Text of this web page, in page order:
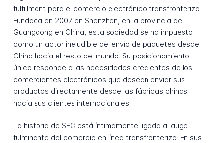
fulfillment para el comercio electrónico transfronterizo.
Fundada en 2007 en Shenzhen, en la provincia de
Guangdong en China, esta sociedad se ha impuesto
como un actor ineludible del envío de paquetes desde
China hacia el resto del mundo. Su posicionamiento
único responde a las necesidades crecientes de los
comerciantes electrónicos que desean enviar sus
productos directamente desde las fábricas chinas
hacia sus clientes internacionales.
La historia de SFC está íntimamente ligada al auge
fulminante del comercio en línea transfronterizo. En sus